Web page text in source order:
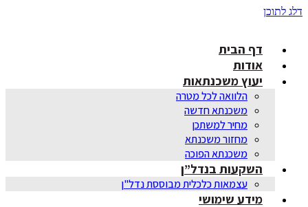
דלג לתוכן
דף הבית
אודות
יעוץ משכנתאות
הלוואה לכל מטרה
משכנתא חדשה
מחיר למשתכן
מחזור משכנתא
משכנתא הפוכה
השקעות בנדל”ן
עצמאות כלכלית מבוססת נדל"ן
מידע שימושי